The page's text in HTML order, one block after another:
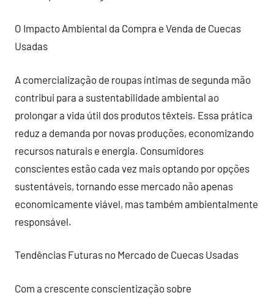
O Impacto Ambiental da Compra e Venda de Cuecas
Usadas
A comercialização de roupas íntimas de segunda mão
contribui para a sustentabilidade ambiental ao
prolongar a vida útil dos produtos têxteis. Essa prática
reduz a demanda por novas produções, economizando
recursos naturais e energia. Consumidores
conscientes estão cada vez mais optando por opções
sustentáveis, tornando esse mercado não apenas
economicamente viável, mas também ambientalmente
responsável.
Tendências Futuras no Mercado de Cuecas Usadas
Com a crescente conscientização sobre